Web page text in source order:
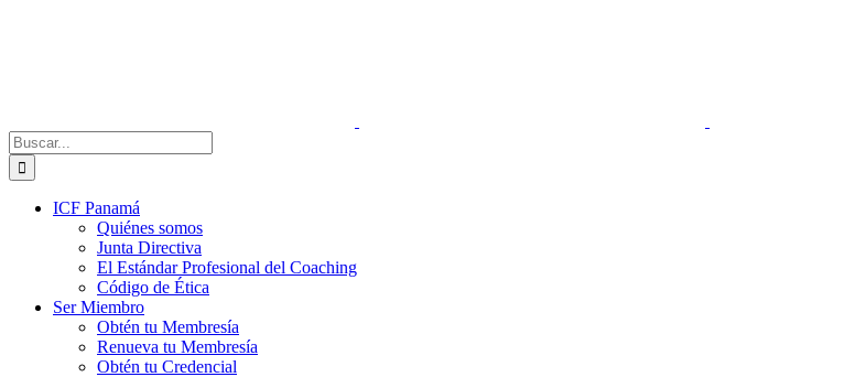
Buscar:
ICF Panamá
Quiénes somos
Junta Directiva
El Estándar Profesional del Coaching
Código de Ética
Ser Miembro
Obtén tu Membresía
Renueva tu Membresía
Obtén tu Credencial